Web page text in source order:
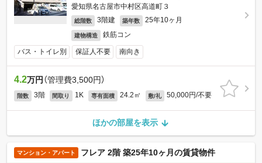
愛知県名古屋市中村区高道町３
総階数 3階建 築年数 25年10ヶ月
建物構造 鉄筋コン
バス・トイレ別 保証人不要 南向き
4.2万円 （管理費3,500円）
階数 3階 間取り 1K 専有面積 24.2㎡ 敷/礼 50,000円/不要
ほかの部屋を表示
マンション・アパート フレア 2階 築25年10ヶ月の賃貸物件